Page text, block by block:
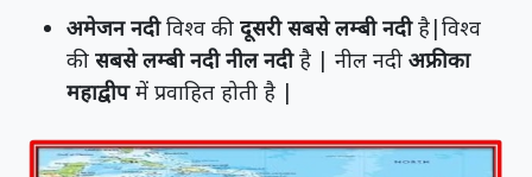
अमेजन नदीविश्व की दूसरी सबसे लम्बी नदीहै|विश्व
की सबसे लम्बी नदी नील नदीहै | नील नदी अफ्रीका
महाद्वीपमें प्रवाहित होती है |